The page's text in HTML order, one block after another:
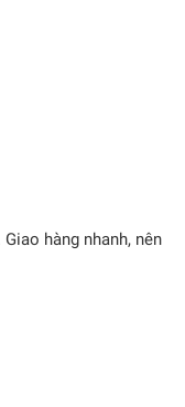
hàng nhanh, nên